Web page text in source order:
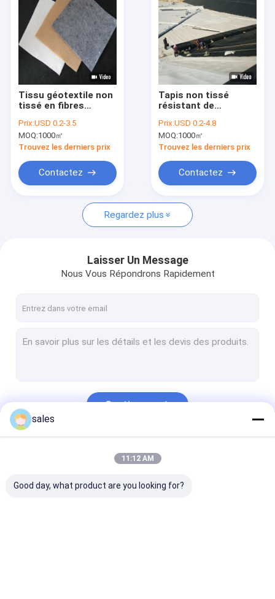
Produits
Au sujet de nous
Visite d'usine
Contrôle de qualité
Nouvelles
Cas
Revêtement de Geomembrane de HDPE
Revêtement de LDPE Geomembrane
Geomembrane composé
HDPE Geocell
Maille en plastique de Geogrid
ANIMAL FAMILIER Geogrid
Tissu géotextile non
tissé en fibres
l'aiguille de qualité
supérieure pour la
stabilisation du sol
Prix:USD 0.2-3.5
MOQ:1000㎡
Trouvez les derniers prix
Contactez
Tapis non tissé
résistant de
géotextile de fibre
courte résistant à la
perforation pour la
remblai de rivière
Prix:USD 0.2-4.8
MOQ:1000㎡
Trouvez les derniers prix
Contactez
Regardez plus
Laisser Un Message
Nous Vous Répondrons Rapidement
Continuer
sales
11:12 AM
Good day, what product are you looking for?